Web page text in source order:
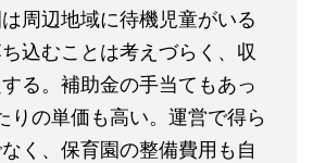
周辺地域に待機児童がいる
込むことは考えづらく、収
る。補助金の手当てもあっ
りの単価も高い。運営で得ら
く、保育園の整備費用も自